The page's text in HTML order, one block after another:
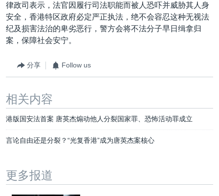
律政司表示，法官因履行司法职能而被人恐吓并威胁其人身
安全，香港特区政府必定严正执法，绝不会容忍这种无视法
纪及损害法治的卑劣恶行，警方会将不法分子早日缉拿归
案，保障社会安宁。
分享 Follow us
相关内容
港版国安法首案 唐英杰煽动他人分裂国家罪、恐怖活动罪成立
言论自由还是分裂？“光复香港”成为唐英杰案核心
更多报道